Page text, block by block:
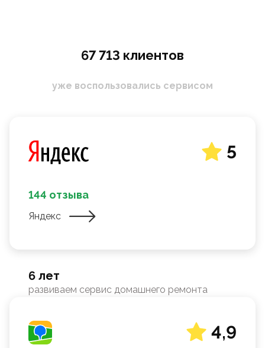
67 713 клиентов
уже воспользовались сервисом
5
144 отзыва
Яндекс
6 лет
развиваем сервис домашнего ремонта
4,9